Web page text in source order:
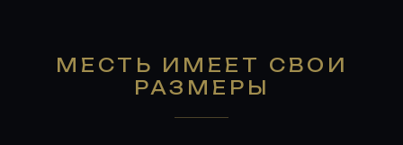
МЕСТЬ ИМЕЕТ СВОИ
РАЗМЕРЫ